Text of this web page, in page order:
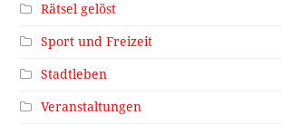
Rätsel gelöst
Sport und Freizeit
Stadtleben
Veranstaltungen